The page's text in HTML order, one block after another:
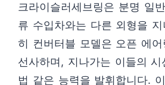
크라이슬러세브링은 분명 일
류 수입차와는 다른 외형을
히 컨버터블 모델은 오픈 에
선사하며, 지나가는 이들의
법 같은 능력을 발휘합니다.